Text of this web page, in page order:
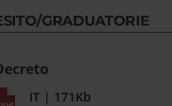
GRADUATORIE
IT | 171Kb